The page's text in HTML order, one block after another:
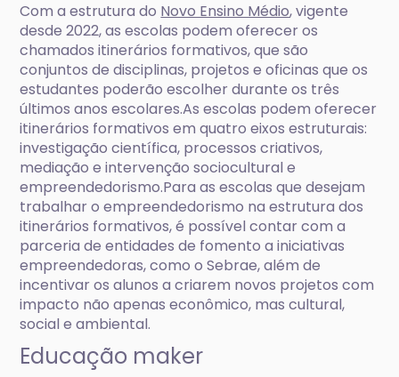
Com a estrutura do Novo Ensino Médio, vigente
desde 2022, as escolas podem oferecer os
chamados itinerários formativos, que são
conjuntos de disciplinas, projetos e oficinas que os
estudantes poderão escolher durante os três
últimos anos escolares.As escolas podem oferecer
itinerários formativos em quatro eixos estruturais:
investigação científica, processos criativos,
mediação e intervenção sociocultural e
empreendedorismo.Para as escolas que desejam
trabalhar o empreendedorismo na estrutura dos
itinerários formativos, é possível contar com a
parceria de entidades de fomento a iniciativas
empreendedoras, como o Sebrae, além de
incentivar os alunos a criarem novos projetos com
impacto não apenas econômico, mas cultural,
social e ambiental.
Educação maker